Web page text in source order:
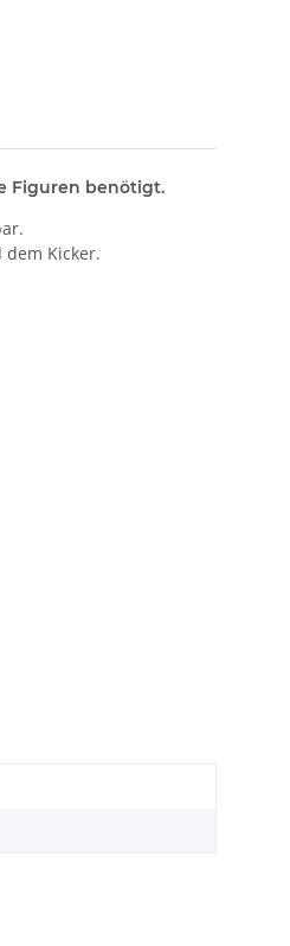
Figuren benötigt.
Kicker.